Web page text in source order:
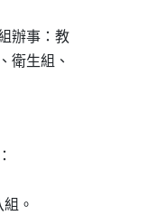
辦事：教
衛生組、
。